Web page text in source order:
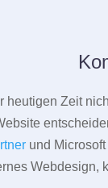
Zeit
und